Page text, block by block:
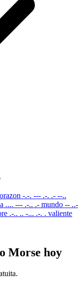
-.-. --- .-. .- --..
.... --- .-.. .- mundo -- ..-
.-.. .. -... .-. . valiente
Morse hoy